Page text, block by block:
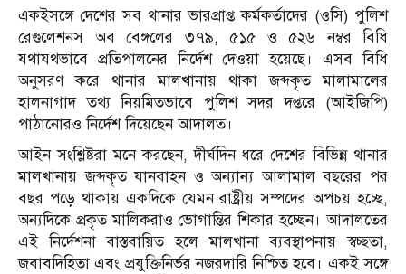
একইসঙ্গে দেশের সব থানার ভারপ্রাপ্ত কর্মকর্তাদের (ওসি) পুলিশ
রেগুলেশনস অব বেঙ্গলের ৩৭৯, ৫১৫ ও ৫২৬ নম্বর বিধি
যথাযথভাবে প্রতিপালনের নির্দেশ দেওয়া হয়েছে। এসব বিধি
অনুসরণ করে থানার মালখানায় থাকা জব্দকৃত মালামালের
হালনাগাদ তথ্য নিয়মিতভাবে পুলিশ সদর দপ্তরে (আইজিপি)
পাঠানোরও নির্দেশ দিয়েছেন আদালত।
আইন সংশ্লিষ্টরা মনে করছেন, দীর্ঘদিন ধরে দেশের বিভিন্ন থানার
মালখানায় জব্দকৃত যানবাহন ও অন্যান্য আলামাল বছরের পর
বছর পড়ে থাকায় একদিকে যেমন রাষ্ট্রীয় সম্পদের অপচয় হচ্ছে,
অন্যদিকে প্রকৃত মালিকরাও ভোগান্তির শিকার হচ্ছেন। আদালতের
এই নির্দেশনা বাস্তবায়িত হলে মালখানা ব্যবস্থাপনায় স্বচ্ছতা,
জবাবদিহিতা এবং প্রযুক্তিনির্ভর নজরদারি নিশ্চিত হবে। একই সঙ্গে